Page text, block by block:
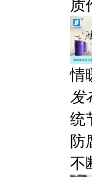
质
情
发
统
防
不